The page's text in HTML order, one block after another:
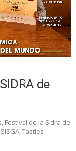
de
, Festival de la Sidra de
SISGA,Tasties